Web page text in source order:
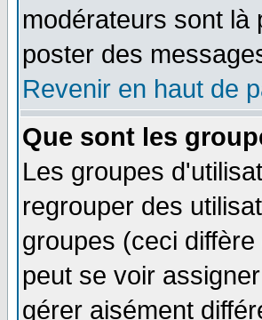
modérateurs sont
poster des
Revenir en haut de
Que sont les
Les groupes
regrouper des
groupes (ceci
peut se voir
gérer aisément